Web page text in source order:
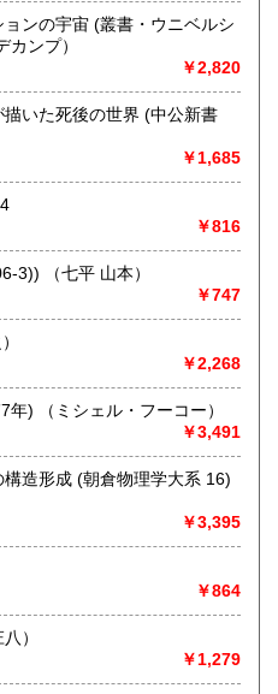
ようお願い申し上げます。
日～1月5日までお休みとな
象に、 出張買取を行っており
田市などが中心となります
気軽にご連絡ください。
kaitori.com/syucyou
ンの宇宙 (叢書・ウニベルシ
デカンプ）
￥2,820
いた死後の世界 (中公新書
￥1,685
￥816
「空気」の研究 (文春文庫 (306‐3)) （七平 山本）
￥747
）
￥2,268
監獄の誕生―監視と処罰 (1977年) （ミシェル・フーコー）
￥3,491
造形成 (朝倉物理学大系 16)
￥3,395
￥864
川 庄八）
￥1,279